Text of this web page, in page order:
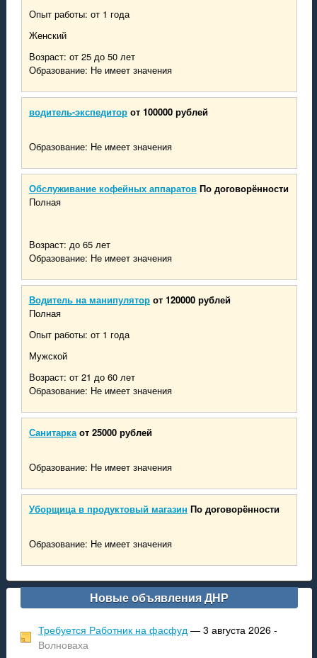
Опыт работы: от 1 года
Женский
Возраст: от 25 до 50 лет
Образование: Не имеет значения
водитель-экспедитор от 100000 рублей
Образование: Не имеет значения
Обслуживание кофейных аппаратов По договорённости
Полная
Возраст: до 65 лет
Образование: Не имеет значения
Водитель на манипулятор от 120000 рублей
Полная
Опыт работы: от 1 года
Мужской
Возраст: от 21 до 60 лет
Образование: Не имеет значения
Санитарка от 25000 рублей
Образование: Не имеет значения
Уборщица в продуктовый магазин По договорённости
Образование: Не имеет значения
Новые объявления ДНР
Требуется Работник на фасфуд— 3 августа 2026 -
Волноваха